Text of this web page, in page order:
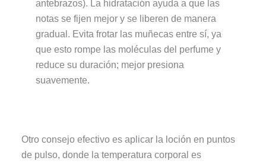
antebrazos). La hidratación ayuda a que las
notas se fijen mejor y se liberen de manera
gradual. Evita frotar las muñecas entre sí, ya
que esto rompe las moléculas del perfume y
reduce su duración; mejor presiona
suavemente.
Otro consejo efectivo es aplicar la loción en puntos
de pulso, donde la temperatura corporal es